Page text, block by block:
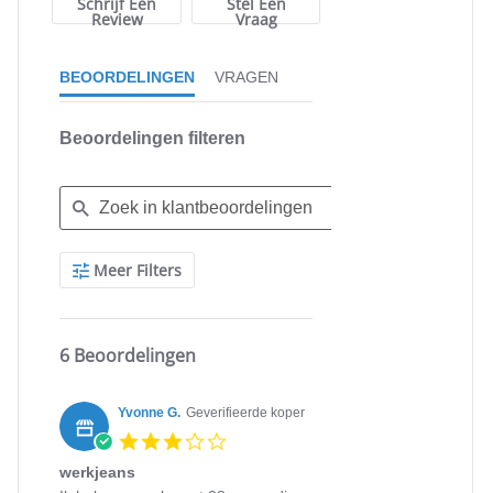
Schrijf Een
Review
Stel Een
Vraag
BEOORDELINGEN VRAGEN
Beoordelingen filteren
Search
ReviewsMeer Filters
6 Beoordelingen
Yvonne G. Geverifieerde koper
werkjeans